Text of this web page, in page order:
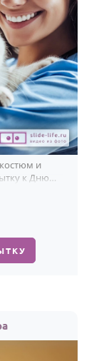
и
к Дню